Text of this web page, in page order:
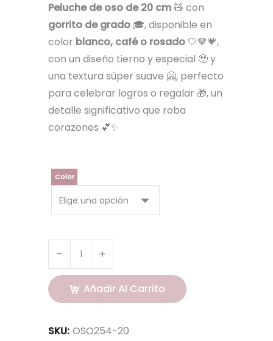
Peluche de oso de 20 cm🧸 con
gorrito de grado 🎓, disponible en
color blanco, café o rosado 🤍🤎💗,
con un diseño tierno y especial 🥹 y
una textura súper suave 🤗, perfecto
para celebrar logros o regalar 🎁, un
detalle significativo que roba
corazones 💕✨
Color
Añadir Al Carrito
SKU: OSO254-20